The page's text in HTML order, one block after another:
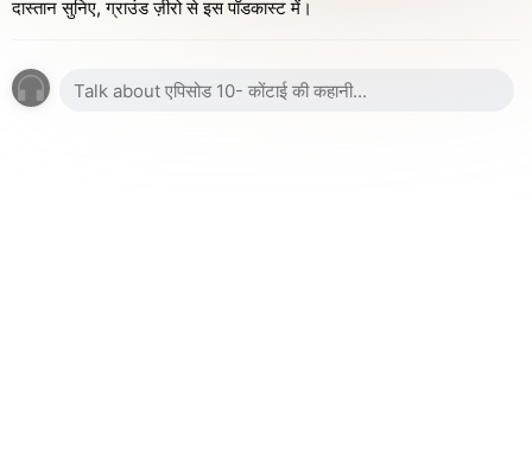
दास्तान सुनिए, ग्राउंड ज़ीरो से इस पॉडकास्ट में।